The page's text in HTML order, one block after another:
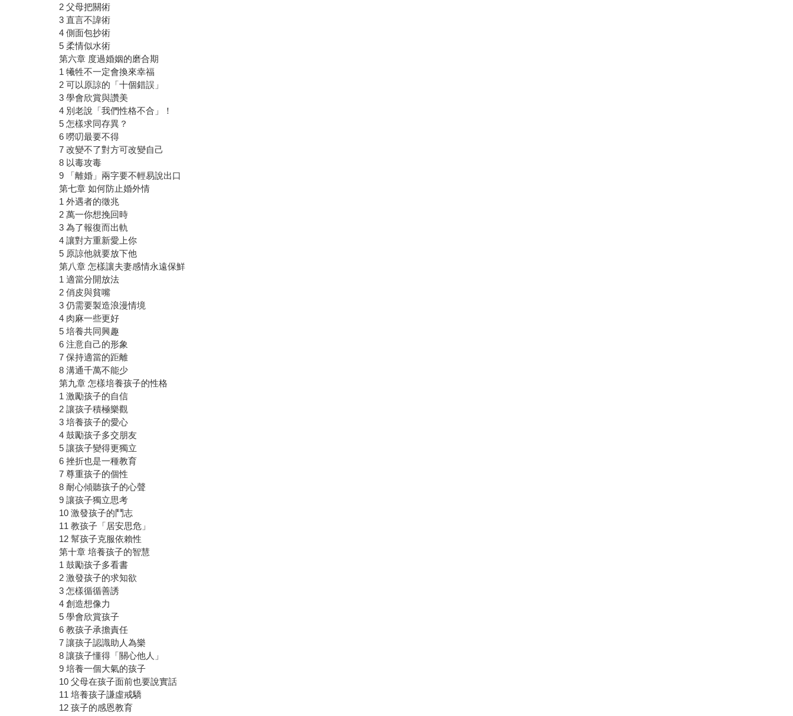
2 父母把關術
3 直言不諱術
4 側面包抄術
5 柔情似水術
第六章 度過婚姻的磨合期
1 犧牲不一定會換來幸福
2 可以原諒的「十個錯誤」
3 學會欣賞與讚美
4 別老說「我們性格不合」！
5 怎樣求同存異？
6 嘮叨最要不得
7 改變不了對方可改變自己
8 以毒攻毒
9 「離婚」兩字要不輕易說出口
第七章 如何防止婚外情
1 外遇者的徵兆
2 萬一你想挽回時
3 為了報復而出軌
4 讓對方重新愛上你
5 原諒他就要放下他
第八章 怎樣讓夫妻感情永遠保鮮
1 適當分開放法
2 俏皮與貧嘴
3 仍需要製造浪漫情境
4 肉麻一些更好
5 培養共同興趣
6 注意自己的形象
7 保持適當的距離
8 溝通千萬不能少
第九章 怎樣培養孩子的性格
1 激勵孩子的自信
2 讓孩子積極樂觀
3 培養孩子的愛心
4 鼓勵孩子多交朋友
5 讓孩子變得更獨立
6 挫折也是一種教育
7 尊重孩子的個性
8 耐心傾聽孩子的心聲
9 讓孩子獨立思考
10 激發孩子的鬥志
11 教孩子「居安思危」
12 幫孩子克服依賴性
第十章 培養孩子的智慧
1 鼓勵孩子多看書
2 激發孩子的求知欲
3 怎樣循循善誘
4 創造想像力
5 學會欣賞孩子
6 教孩子承擔責任
7 讓孩子認識助人為樂
8 讓孩子懂得「關心他人」
9 培養一個大氣的孩子
10 父母在孩子面前也要說實話
11 培養孩子謙虛戒驕
12 孩子的感恩教育